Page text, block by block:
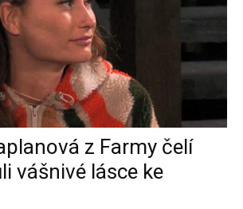
z Farmy čelí
vášnivé lásce ke